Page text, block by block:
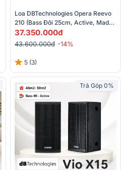
Loa DBTechnologies Opera Reevo
210 (Bass Đôi 25cm, Active, Made
In Italy, Từ Neo)
37.350.000đ
43.600.000đ -14%
5 (3)
Trả Góp 0%